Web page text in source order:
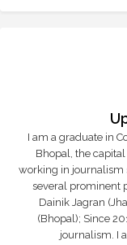
I am a graduate in
Bhopal, the
working in journalism
several prominent
Dainik Jagran
(Bhopal); Since
journalism. I